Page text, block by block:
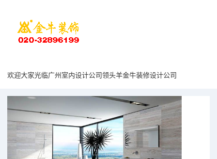
欢迎大家光临广州室内设计公司领头羊金牛装修设计公司